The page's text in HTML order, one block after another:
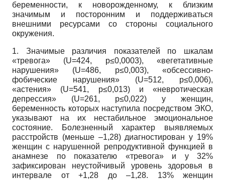
беременности, к новорожденному, к близким
значимым и посторонним и поддерживаться
внешними ресурсами со стороны социального
окружения.
1. Значимые различия показателей по шкалам
«тревога» (U=424, р≤0,0003), «вегетативные
нарушения» (U=486, р≤0,003), «обсессивно-
фобические нарушения» (U=512, р≤0,006),
«астения» (U=541, р≤0,013) и «невротическая
депрессия» (U=261, р≤0,022) у женщин,
беременность которых наступила посредством ЭКО,
указывают на их нестабильное эмоциональное
состояние. Болезненный характер выявляемых
расстройств (меньше –1,28) диагностирован у 19%
женщин с нарушенной репродуктивной функцией в
анамнезе по показателю «тревога» и у 32%
зафиксирован неустойчивый уровень здоровья в
интервале от +1,28 до –1,28. 13% женщин